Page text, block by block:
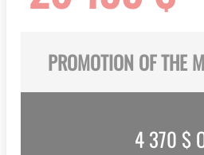
PROMOTION OF THE
4 370 $